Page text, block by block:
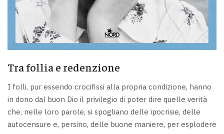
Tra follia e redenzione
I folli, pur essendo crocifissi alla propria condizione, hanno
in dono dal buon Dio il privilegio di poter dire quelle verità
che, nelle loro parole, si spogliano delle ipocrisie, delle
autocensure e, persino, delle buone maniere, per esplodere